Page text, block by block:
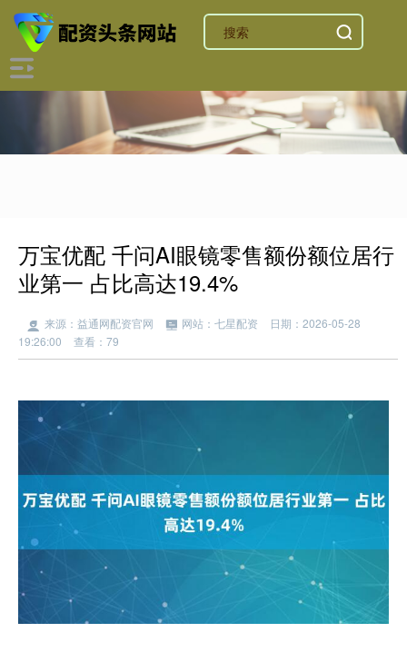
万宝优配 千问AI眼镜零售额份额位居行
业第一 占比高达19.4%
来源：益通网配资官网 网站：七星配资
日期：2026-05-28
19:26:00
查看：79